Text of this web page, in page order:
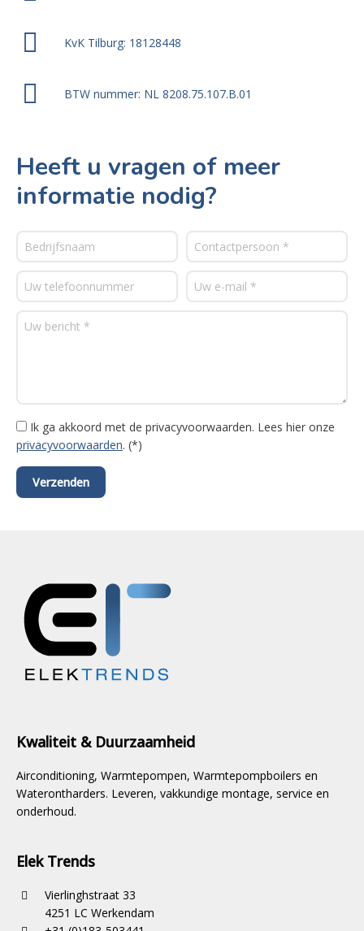
KvK Tilburg: 18128448
BTW nummer: NL 8208.75.107.B.01
Heeft u vragen of meer
informatie nodig?
Ik ga akkoord met de privacyvoorwaarden. Lees hier onze
privacyvoorwaarden. (*)
Kwaliteit & Duurzaamheid
Airconditioning, Warmtepompen, Warmtepompboilers en
Waterontharders. Leveren, vakkundige montage, service en
onderhoud.
Elek Trends
Vierlinghstraat 33
4251 LC Werkendam